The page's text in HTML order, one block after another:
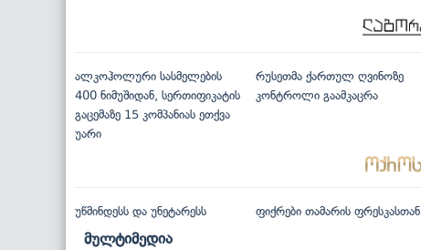
ალკოჰოლური სასმელების
400 ნიმუშიდან, სერთიფიკატის
გაცემაზე 15 კომპანიას ეთქვა
უარი
რუსეთმა ქართულ ღვინოზე
კონტროლი გაამკაცრა
უწმინდესს და უნეტარესს ფიქრები თამარის ფრესკასთან
მულტიმედია